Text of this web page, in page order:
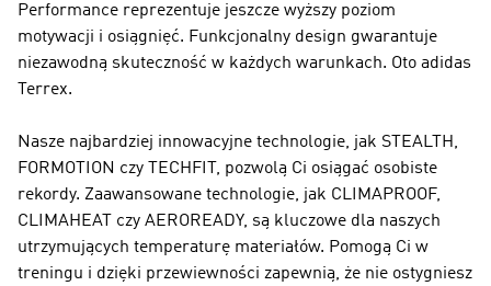
Performance reprezentuje jeszcze wyższy poziom
motywacji i osiągnięć. Funkcjonalny design gwarantuje
niezawodną skuteczność w każdych warunkach. Oto adidas
Terrex.
Nasze najbardziej innowacyjne technologie, jak STEALTH,
FORMOTION czy TECHFIT, pozwolą Ci osiągać osobiste
rekordy. Zaawansowane technologie, jak CLIMAPROOF,
CLIMAHEAT czy AEROREADY, są kluczowe dla naszych
utrzymujących temperaturę materiałów. Pomogą Ci w
treningu i dzięki przewiewności zapewnią, że nie ostygniesz